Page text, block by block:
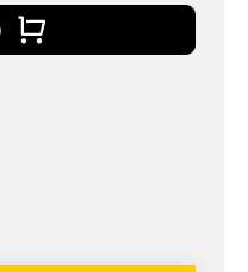
Wert ein oder